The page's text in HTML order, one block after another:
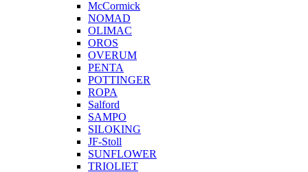
McCormick
NOMAD
OLIMAC
OROS
OVERUM
PENTA
POTTINGER
ROPA
Salford
SAMPO
SILOKING
JF-Stoll
SUNFLOWER
TRIOLIET